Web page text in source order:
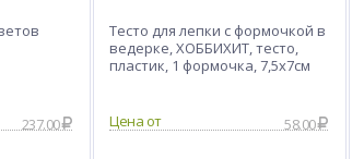
237.00
Тесто для лепки с формочкой в
ведерке, ХОББИХИТ, тесто,
пластик, 1 формочка, 7,5х7см
Цена от 58.00